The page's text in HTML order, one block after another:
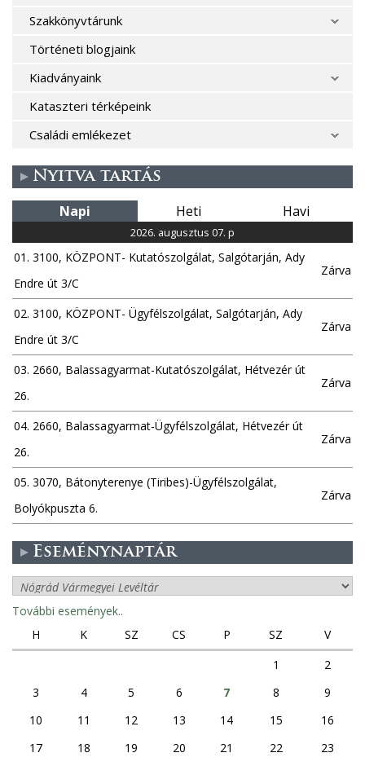
Szakkönyvtárunk
Történeti blogjaink
Kiadványaink
Kataszteri térképeink
Családi emlékezet
Nyitva tartás
Napi Heti Havi
2026. augusztus 07. p
01. 3100, KÖZPONT- Kutatószolgálat, Salgótarján, Ady
Endre út 3/C
Zárva
02. 3100, KÖZPONT- Ügyfélszolgálat, Salgótarján, Ady
Endre út 3/C
Zárva
03. 2660, Balassagyarmat-Kutatószolgálat, Hétvezér út
26.
Zárva
04. 2660, Balassagyarmat-Ügyfélszolgálat, Hétvezér út
26.
Zárva
05. 3070, Bátonyterenye (Tiribes)-Ügyfélszolgálat,
Bolyókpuszta 6.
Zárva
Eseménynaptár
További események..
H
K SZ CS P SZ
V
1
2
3
4 5 6 7 8
9
10
11 12 13 14 15
16
17
18 19 20 21 22
23